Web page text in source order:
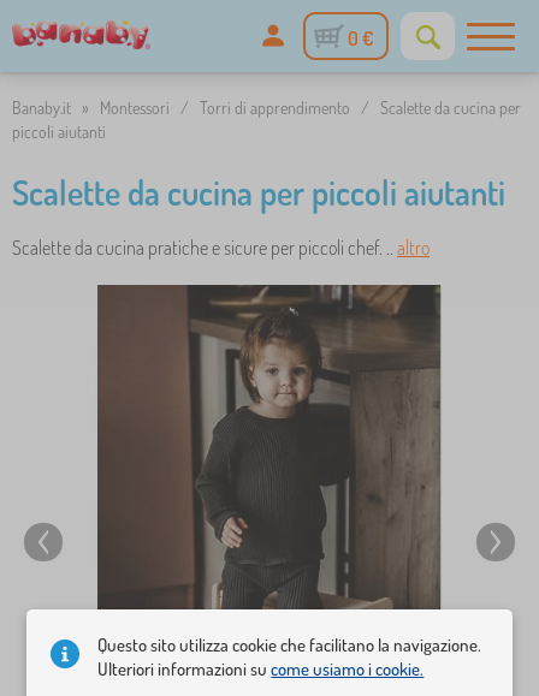
0 €
Banaby.it » Montessori / Torri di apprendimento / Scalette da cucina per
piccoli aiutanti
Scalette da cucina per piccoli aiutanti
Scalette da cucina pratiche e sicure per piccoli chef. .. altro
Questo sito utilizza cookie che facilitano la navigazione.
Ulteriori informazioni sucome usiamo i cookie.